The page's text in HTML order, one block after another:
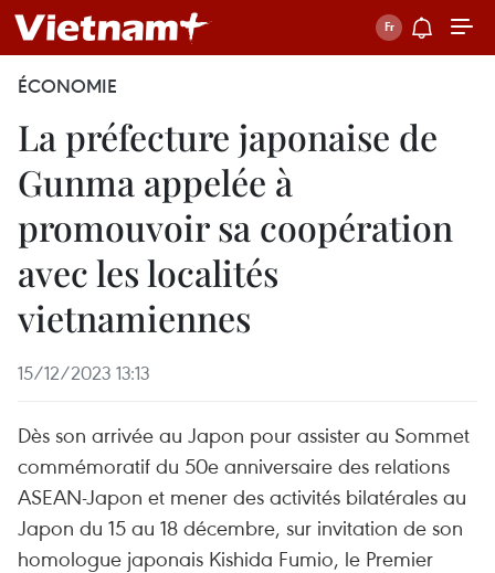
ÉCONOMIE
La préfecture japonaise de
Gunma appelée à
promouvoir sa coopération
avec les localités
vietnamiennes
15/12/2023 13:13
Dès son arrivée au Japon pour assister au Sommet
commémoratif du 50e anniversaire des relations
ASEAN-Japon et mener des activités bilatérales au
Japon du 15 au 18 décembre, sur invitation de son
homologue japonais Kishida Fumio, le Premier